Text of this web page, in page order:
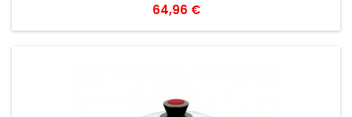
Precio
64,96 €